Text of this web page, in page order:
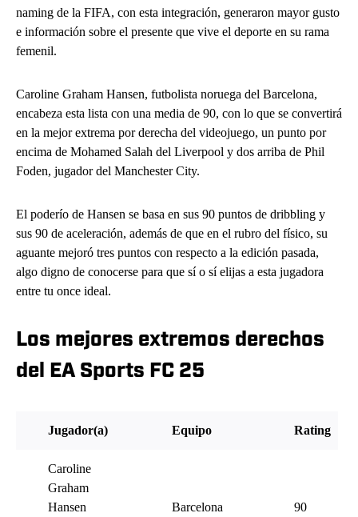
naming de la FIFA, con esta integración, generaron mayor gusto
e información sobre el presente que vive el deporte en su rama
femenil.
Caroline Graham Hansen, futbolista noruega del Barcelona,
encabeza esta lista con una media de 90, con lo que se convertirá
en la mejor extrema por derecha del videojuego, un punto por
encima de Mohamed Salah del Liverpool y dos arriba de Phil
Foden, jugador del Manchester City.
El poderío de Hansen se basa en sus 90 puntos de dribbling y
sus 90 de aceleración, además de que en el rubro del físico, su
aguante mejoró tres puntos con respecto a la edición pasada,
algo digno de conocerse para que sí o sí elijas a esta jugadora
entre tu once ideal.
Los mejores extremos derechos
del EA Sports FC 25
Jugador(a) Equipo Rating
Caroline
Graham
Hansen
Barcelona 90